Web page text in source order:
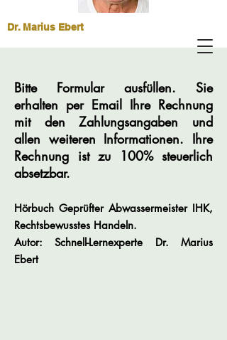
Dr. Marius Ebert
Bitte Formular ausfüllen. Sie
erhalten per Email Ihre Rechnung
mit den Zahlungsangaben und
allen weiteren Informationen. Ihre
Rechnung ist zu 100% steuerlich
absetzbar.
Hörbuch Geprüfter Abwassermeister IHK,
Rechtsbewusstes Handeln.
Autor: Schnell-Lernexperte Dr. Marius
Ebert